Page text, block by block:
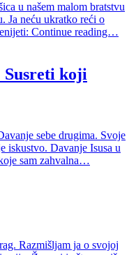
u našem malom bratstvu
Ja neću ukratko reći o
Continue reading…
Susreti koji
sebe drugima. Svoje
iskustvo. Davanje Isusa u
sam zahvalna…
Razmišljam ja o svojoj